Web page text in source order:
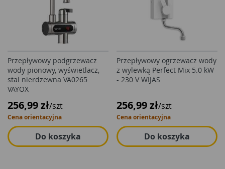
Przepływowy podgrzewacz
wody pionowy, wyświetlacz,
stal nierdzewna VA0265
VAYOX
256,99 zł/szt
Cena orientacyjna
Do koszyka
Przepływowy ogrzewacz wody
z wylewką Perfect Mix 5.0 kW
- 230 V WIJAS
256,99 zł/szt
Cena orientacyjna
Do koszyka